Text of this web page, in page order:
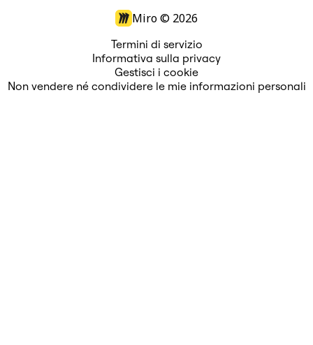
Miro © 2026
Termini di servizio
Informativa sulla privacy
Gestisci i cookie
Non vendere né condividere le mie informazioni personali